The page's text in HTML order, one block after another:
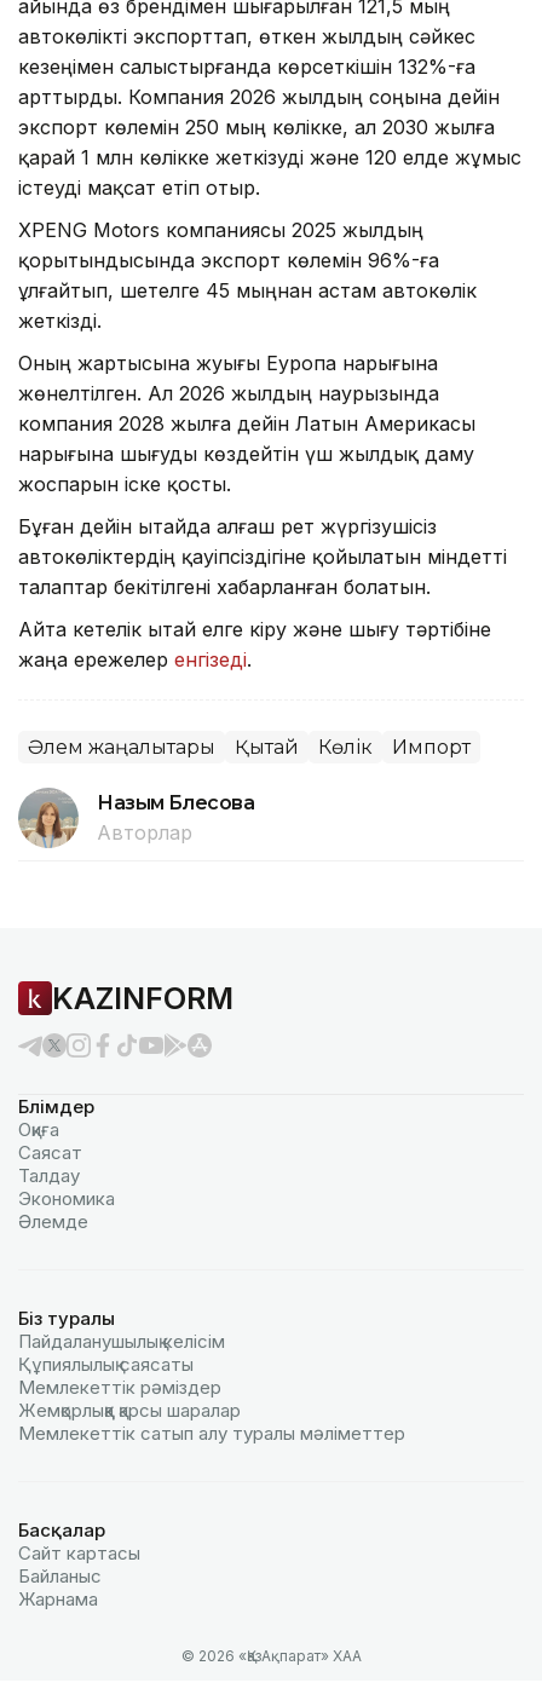
айында өз брендімен шығарылған 121,5 мың
автокөлікті экспорттап, өткен жылдың сәйкес
кезеңімен салыстырғанда көрсеткішін 132%-ға
арттырды. Компания 2026 жылдың соңына дейін
экспорт көлемін 250 мың көлікке, ал 2030 жылға
қарай 1 млн көлікке жеткізуді және 120 елде жұмыс
істеуді мақсат етіп отыр.
XPENG Motors компаниясы 2025 жылдың
қорытындысында экспорт көлемін 96%-ға
ұлғайтып, шетелге 45 мыңнан астам автокөлік
жеткізді.
Оның жартысына жуығы Еуропа нарығына
жөнелтілген. Ал 2026 жылдың наурызында
компания 2028 жылға дейін Латын Америкасы
нарығына шығуды көздейтін үш жылдық даму
жоспарын іске қосты.
Бұған дейін Қытайда алғаш рет жүргізушісіз
автокөліктердің қауіпсіздігіне қойылатын міндетті
талаптар бекітілгені хабарланған болатын.
Айта кетелік Қытай елге кіру және шығу тәртібіне
жаңа ережелер енгізеді.
Әлем жаңалықтары Қытай Көлік Импорт
Назым Бөлесова
Авторлар
KAZINFORM
Бөлімдер
Оқиға
Саясат
Талдау
Экономика
Әлемде
Біз туралы
Пайдаланушылық келiciм
Құпиялылық саясаты
Мемлекеттік рәміздер
Жемқорлыққа қарсы шаралар
Мемлекеттік сатып алу туралы мәлiметтер
Басқалар
Сайт картасы
Байланыс
Жарнама
© 2026 «ҚазАқпарат» ХАА